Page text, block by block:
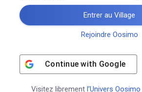
Entrer au Village
Rejoindre Oosimo
Continue with Google
Visitez librement l’Univers Oosimo